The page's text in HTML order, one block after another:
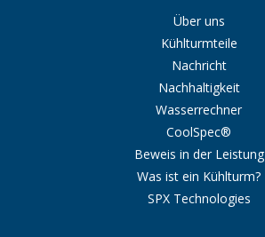
Über uns
Kühlturmteile
Nachricht
Nachhaltigkeit
Wasserrechner
CoolSpec®
Beweis in der Leistung
Was ist ein Kühlturm?
SPX Technologies